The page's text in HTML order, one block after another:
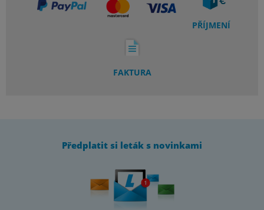
PŘÍJMENÍ
FAKTURA
Předplatit si leták s novinkami